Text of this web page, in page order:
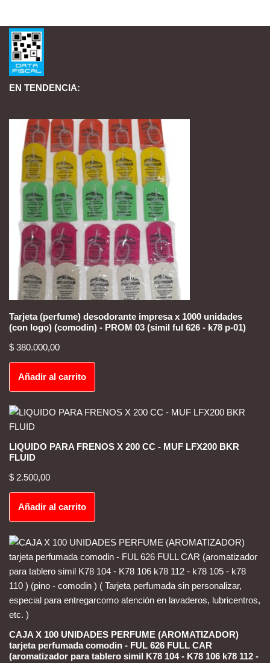
EN TENDENCIA:
Tarjeta (perfume) desodorante impresa x 1000 unidades
(con logo) (comodin) - PROM 03 (simil ful 626 - k78 p-01)
$ 380.000,00
Añadir al carrito
LIQUIDO PARA FRENOS X 200 CC - MUF LFX200 BKR
FLUID
$ 2.500,00
Añadir al carrito
CAJA X 100 UNIDADES PERFUME (AROMATIZADOR)
tarjeta perfumada comodin - FUL 626 FULL CAR
(aromatizador para tablero simil K78 104 - K78 106 k78 112 -